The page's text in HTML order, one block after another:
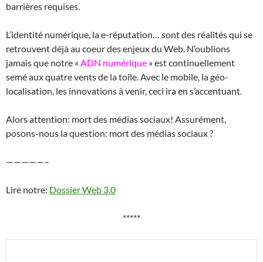
barrières requises.
L’identité numérique, la e-réputation… sont des réalités qui se
retrouvent déjà au coeur des enjeux du Web. N’oublions
jamais que notre « ADN numérique » est continuellement
semé aux quatre vents de la toile. Avec le mobile, la géo-
localisation, les innovations à venir, ceci ira en s’accentuant.
Alors attention: mort des médias sociaux! Assurément,
posons-nous la question: mort des médias sociaux ?
—————–
Lire notre: Dossier Web 3.0
*****